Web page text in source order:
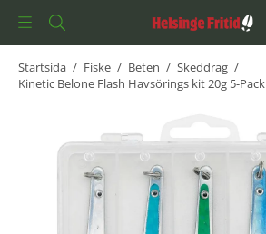
Startsida / Fiske / Beten / Skeddrag /
Kinetic Belone Flash Havsörings kit 20g 5-Pack